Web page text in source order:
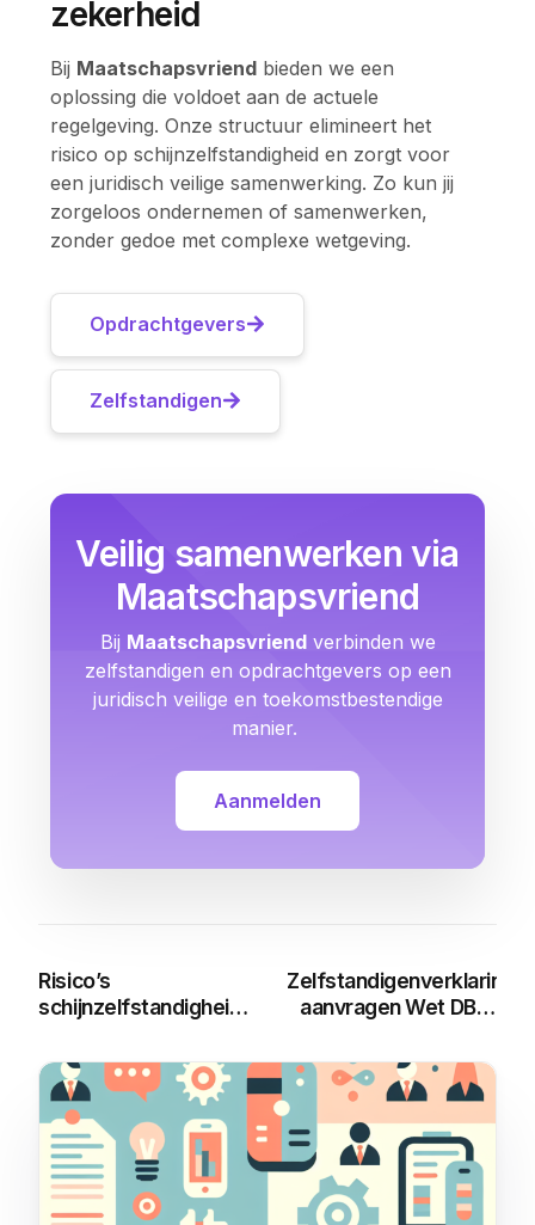
zekerheid
Bij Maatschapsvriend bieden we een
oplossing die voldoet aan de actuele
regelgeving. Onze structuur elimineert het
risico op schijnzelfstandigheid en zorgt voor
een juridisch veilige samenwerking. Zo kun jij
zorgeloos ondernemen of samenwerken,
zonder gedoe met complexe wetgeving.
Opdrachtgevers
Zelfstandigen
Veilig samenwerken via
Maatschapsvriend
Bij Maatschapsvriendverbinden we
zelfstandigen en opdrachtgevers op een
juridisch veilige en toekomstbestendige
manier.
Aanmelden
Risico’s
schijnzelfstandigheid
Zelfstandigenverklaring
aanvragen Wet DBA:
weten
You may also like